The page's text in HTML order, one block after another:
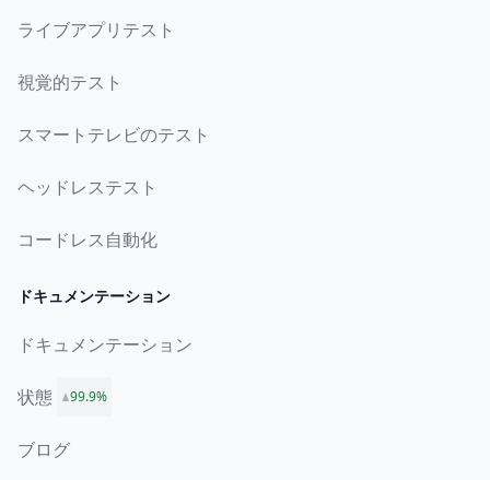
ライブアプリテスト
視覚的テスト
スマートテレビのテスト
ヘッドレステスト
コードレス自動化
ドキュメンテーション
ドキュメンテーション
状態 99.9%
ブログ